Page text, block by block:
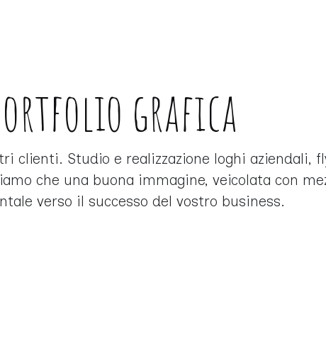
grafica
clienti. Studio e realizzazione loghi aziendali,
che una buona immagine, veicolata con
verso il successo del vostro business.